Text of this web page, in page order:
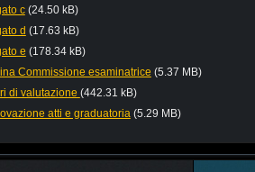
c (24.50 kB)
d (17.63 kB)
e (178.34 kB)
Commissione esaminatrice (5.37 MB)
di valutazione (442.31 kB)
atti e graduatoria (5.29 MB)